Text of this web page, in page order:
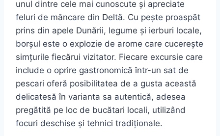
unul dintre cele mai cunoscute și apreciate
feluri de mâncare din Deltă. Cu pește proaspăt
prins din apele Dunării, legume și ierburi locale,
borșul este o explozie de arome care cucerește
simțurile fiecărui vizitator. Fiecare excursie care
include o oprire gastronomică într-un sat de
pescari oferă posibilitatea de a gusta această
delicatesă în varianta sa autentică, adesea
pregătită pe loc de bucătari locali, utilizând
focuri deschise și tehnici tradiționale.